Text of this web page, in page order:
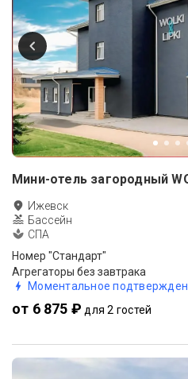
Мини-отель загородный
Ижевск
Бассейн
СПА
Номер "Стандарт"
Агрегаторы без завтрака
Моментальное
от 6 875 ₽ для 2 гостей